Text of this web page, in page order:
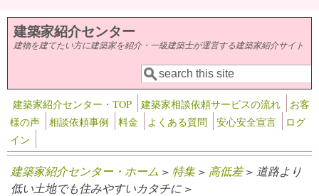
メインコンテンツに移動
建築家紹介センター
建物を建てたい方に建築家を紹介・一級建築士が運営する建築家紹介サイト
検索フォーム
検索
建築家紹介センター・TOP 建築家相談依頼サービスの流れ
お客
様の声
相談依頼事例 料金 よくある質問 安心安全宣言
ログ
イン
建築家紹介センター・ホーム > 特集 > 高低差> 道路より
低い土地でも住みやすいカタチに >